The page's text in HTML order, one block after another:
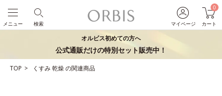
マイページ
0
カート
検索
メニュー
オルビス初めての方へ
公式通販だけの特別セット販売中！
TOP くすみ乾燥の関連商品